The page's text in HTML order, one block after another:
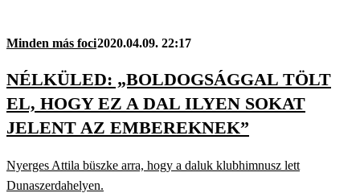
Minden más foci2020.04.09. 22:17
NÉLKÜLED: „BOLDOGSÁGGAL TÖLT
EL, HOGY EZ A DAL ILYEN SOKAT
JELENT AZ EMBEREKNEK”
Nyerges Attila büszke arra, hogy a daluk klubhimnusz lett
Dunaszerdahelyen.